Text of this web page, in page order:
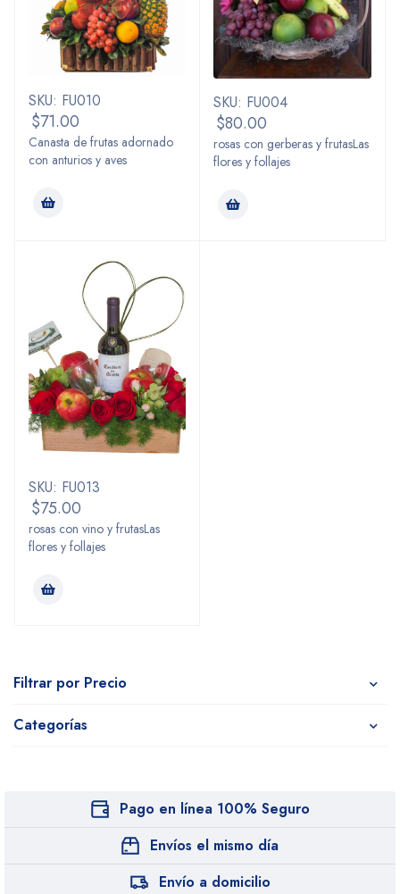
Filtrar por Precio
Categorías
SKU: FU010
$71.00
Canasta de frutas adornado
con anturios y aves
SKU: FU004
$80.00
rosas con gerberas y frutasLas
flores y follajes
SKU: FU013
$75.00
rosas con vino y frutasLas
flores y follajes
Pago en línea 100% Seguro
Envíos el mismo día
Envío a domicilio